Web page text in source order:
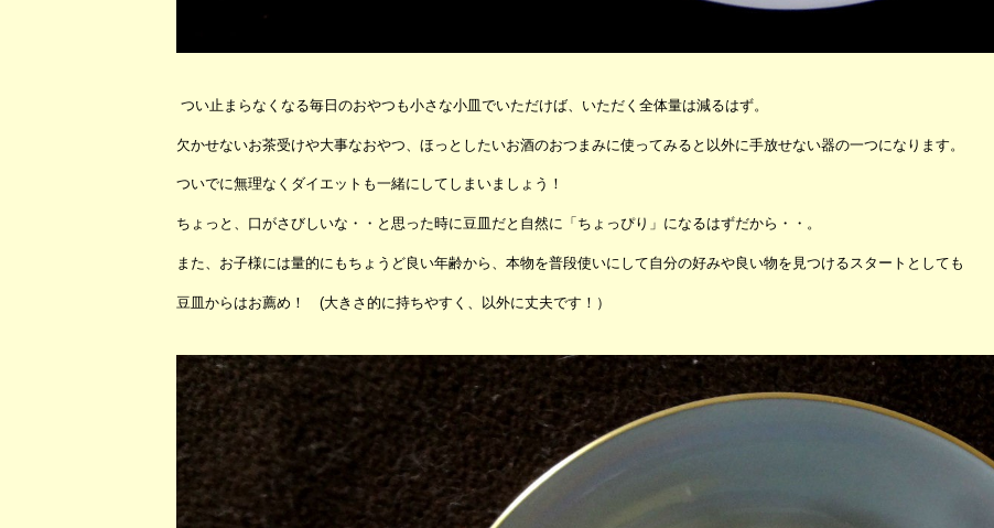
つい止まらなくなる毎日のおやつも小さな小皿でいただけば、いただく全体量は減るはず。
欠かせないお茶受けや大事なおやつ、ほっとしたいお酒のおつまみに使ってみると以外に手放せない器の一つになります。
ついでに無理なくダイエットも一緒にしてしまいましょう！
ちょっと、口がさびしいな・・と思った時に豆皿だと自然に「ちょっぴり」になるはずだから・・。
また、お子様には量的にもちょうど良い年齢から、本物を普段使いにして自分の好みや良い物を見つけるスタートとしても
豆皿からはお薦め！ (大きさ的に持ちやすく、以外に丈夫です！）